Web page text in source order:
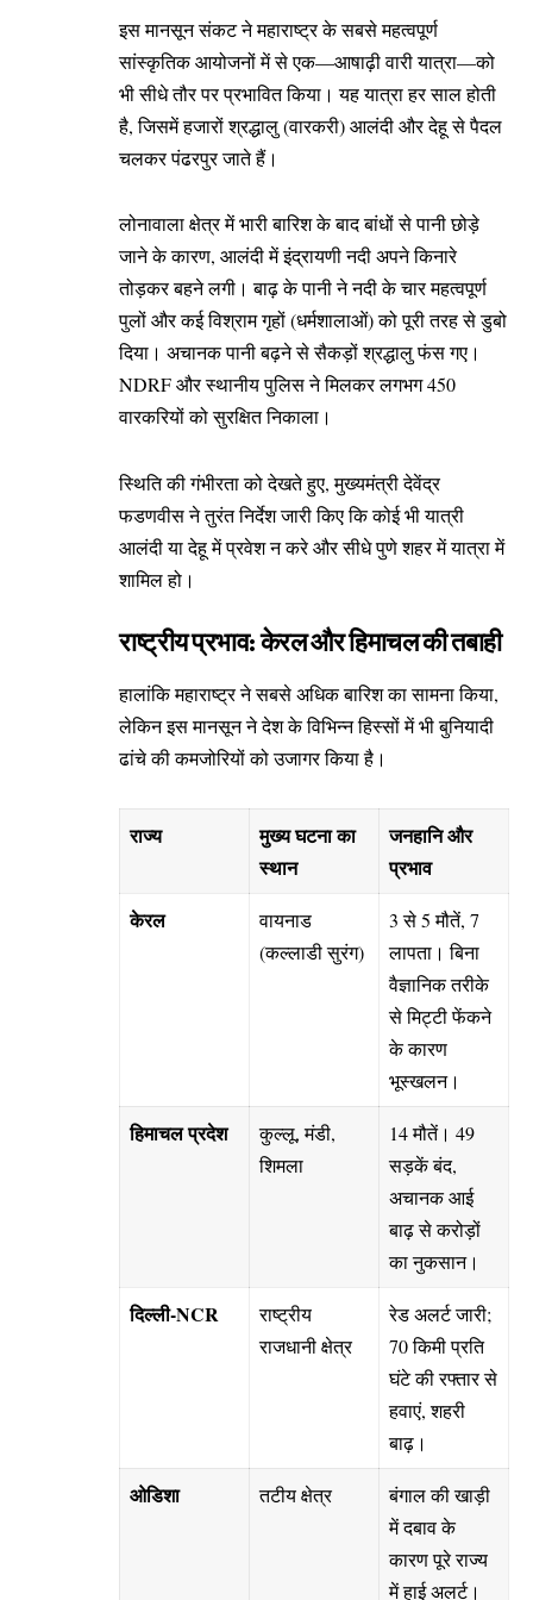
इस मानसून संकट ने महाराष्ट्र के सबसे महत्वपूर्ण
सांस्कृतिक आयोजनों में से एक—आषाढ़ी वारी यात्रा—को
भी सीधे तौर पर प्रभावित किया। यह यात्रा हर साल होती
है, जिसमें हजारों श्रद्धालु (वारकरी) आलंदी और देहू से पैदल
चलकर पंढरपुर जाते हैं।
लोनावाला क्षेत्र में भारी बारिश के बाद बांधों से पानी छोड़े
जाने के कारण, आलंदी में इंद्रायणी नदी अपने किनारे
तोड़कर बहने लगी। बाढ़ के पानी ने नदी के चार महत्वपूर्ण
पुलों और कई विश्राम गृहों (धर्मशालाओं) को पूरी तरह से डुबो
दिया। अचानक पानी बढ़ने से सैकड़ों श्रद्धालु फंस गए।
NDRF और स्थानीय पुलिस ने मिलकर लगभग 450
वारकरियों को सुरक्षित निकाला।
स्थिति की गंभीरता को देखते हुए, मुख्यमंत्री देवेंद्र
फडणवीस ने तुरंत निर्देश जारी किए कि कोई भी यात्री
आलंदी या देहू में प्रवेश न करे और सीधे पुणे शहर में यात्रा में
शामिल हो।
राष्ट्रीय प्रभाव: केरल और हिमाचल की तबाही
हालांकि महाराष्ट्र ने सबसे अधिक बारिश का सामना किया,
लेकिन इस मानसून ने देश के विभिन्न हिस्सों में भी बुनियादी
ढांचे की कमजोरियों को उजागर किया है।
राज्य
मुख्य घटना का
स्थान
जनहानि और
प्रभाव
केरल
वायनाड
(कल्लाडी सुरंग)
3 से 5 मौतें, 7
लापता। बिना
वैज्ञानिक तरीके
से मिट्टी फेंकने
के कारण
भूस्खलन।
हिमाचल प्रदेश
कुल्लू, मंडी,
शिमला
14 मौतें। 49
सड़कें बंद,
अचानक आई
बाढ़ से करोड़ों
का नुकसान।
दिल्ली-NCR
राष्ट्रीय
राजधानी क्षेत्र
रेड अलर्ट जारी;
70 किमी प्रति
घंटे की रफ्तार से
हवाएं, शहरी
बाढ़।
ओडिशा तटीय क्षेत्र
बंगाल की खाड़ी
में दबाव के
कारण पूरे राज्य
में हाई अलर्ट।